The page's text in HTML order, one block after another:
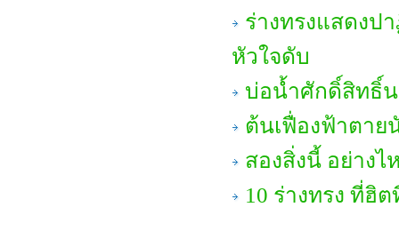
ร่างทรงแสดงป
หัวใจดับ
บ่อน้ำศักดิ์สิทธิ์น
ต้นเฟื่องฟ้าตาย
สองสิ่งนี้ อย่าง
10 ร่างทรง ที่ฮิ